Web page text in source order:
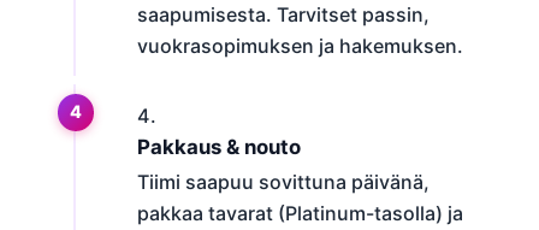
saapumisesta. Tarvitset passin,
vuokrasopimuksen ja hakemuksen.
Pakkaus & nouto
Tiimi saapuu sovittuna päivänä,
pakkaa tavarat (Platinum-tasolla) ja